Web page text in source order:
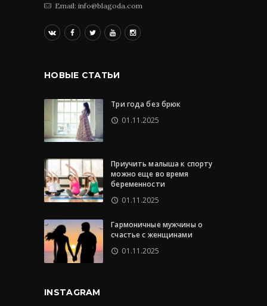
Email: info@blagoda.com
НОВЫЕ СТАТЬИ
Три года без брюк
01.11.2025
Приучить малыша к спорту
можно еще во время
беременности
01.11.2025
Гармоничные мужчины о
счастье с женщинами
01.11.2025
INSTAGRAM